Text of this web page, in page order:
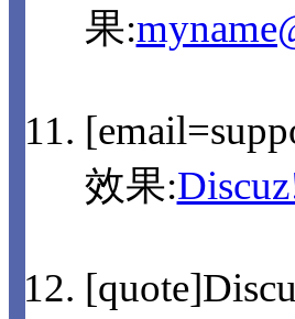
果:
效果: